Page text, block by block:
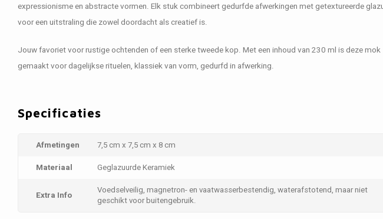
expressionisme en abstracte vormen. Elk stuk combineert gedurfde afwerkingen met getextureerde
voor een uitstraling die zowel doordacht als creatief is.
Jouw favoriet voor rustige ochtenden of een sterke tweede kop. Met een inhoud van 230 ml is deze mok
gemaakt voor dagelijkse rituelen, klassiek van vorm, gedurfd in afwerking.
Specificaties
Afmetingen
7,5 cm x 7,5 cm x 8 cm
Materiaal
Geglazuurde Keramiek
Extra Info
Voedselveilig, magnetron- en vaatwasserbestendig, waterafstotend, maar niet
geschikt voor buitengebruik.